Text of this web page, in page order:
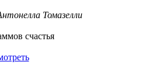
Томазелли